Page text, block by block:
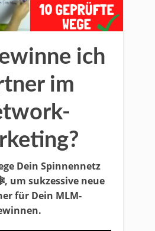
ich
im
Dein Spinnennetz
um sukzessive neue
für Dein MLM-